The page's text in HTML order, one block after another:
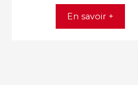
En savoir +